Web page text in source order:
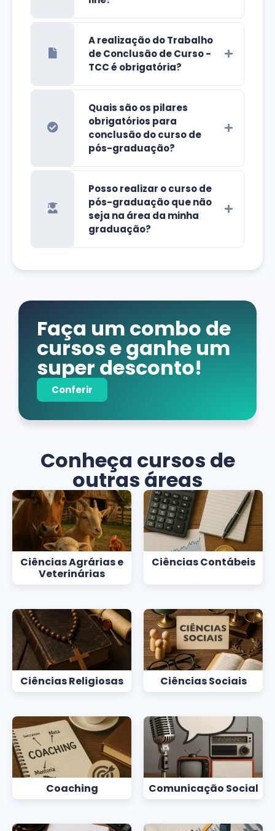
A realização do Trabalho
de Conclusão de Curso -
TCC é obrigatória?
Quais são os pilares
obrigatórios para
conclusão do curso de
pós-graduação?
Posso realizar o curso de
pós-graduação que não
seja na área da minha
graduação?
Faça um combo de
cursos e ganhe um
super desconto!
Conferir
Conheça cursos de
outras áreas
Ciências Agrárias e
Veterinárias
Ciências Contábeis
Ciências Religiosas Ciências Sociais
Coaching Comunicação Social